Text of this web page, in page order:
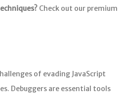
Check out our premium
of evading JavaScript
Debuggers are essential tools